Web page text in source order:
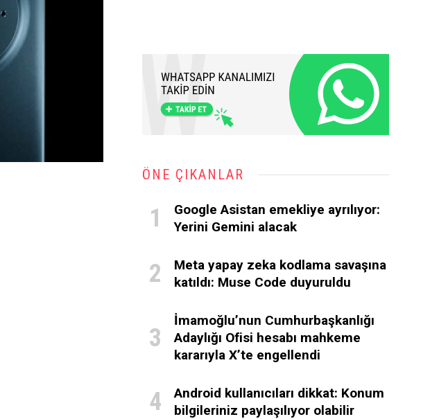
ÖNE ÇIKANLAR
Google Asistan emekliye ayrılıyor:
Yerini Gemini alacak
Meta yapay zeka kodlama savaşına
katıldı: Muse Code duyuruldu
İmamoğlu’nun Cumhurbaşkanlığı
Adaylığı Ofisi hesabı mahkeme
kararıyla X’te engellendi
Android kullanıcıları dikkat: Konum
bilgileriniz paylaşılıyor olabilir